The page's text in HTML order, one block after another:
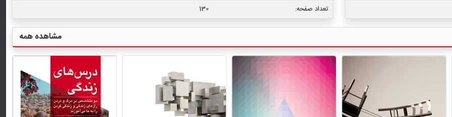
تعداد صفحه:
130
مشاهده همه